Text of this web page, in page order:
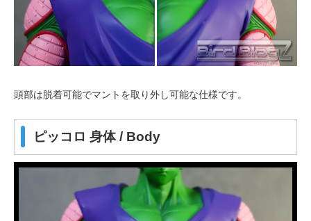
頭部は脱着可能でマントを取り外し可能な仕様です。
ピッコロ 身体 / Body